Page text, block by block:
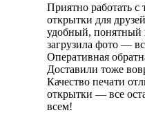
Приятно работать с
открытки для
удобный, понятный
загрузила фото —
Оперативная
Доставили тоже
Качество печати
открытки — все
всем!